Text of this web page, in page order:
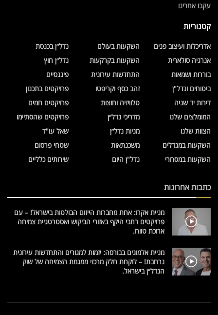
עקבו אחרינו
קטגוריות
אדריכלות ועיצוב פנים
אנרגיה סולארית
בוררות ושמאות
ביטוחים ונדל"ן
דירות יד שניה
המומלצים שלנו
הצוות שלנו
השקעות במגדלים
השקעות במסחרי
השקעות בעולם
השקעות בקרקעות
התחדשות עירונית
זהב כסף וקריפטו
טלוויזיה וחוצות
מדריכי נדל״ן
מניות נדל״ן
משכנתאות
נדל"ן היום
נדל״ן בכנסת
נדל״ן חוץ
פיננסיים
פרויקטים בתכנון
פרויקטים חמים
פרויקטים שהסתיימו
שאל עו"ד
שטחי פרסום
שירותים כלליים
כתבות אחרונות
מניית אקרו: אחת מחברות הייזום הבולטות בישראל! – עם
פרויקטים רחבי היקף באזורי הביקוש ואסטרטגיית צמיחה
ארוכת טווח.
מניית אלמוגים בבורסה: יזמות למגורים והתחדשות עירונית
נרחבת! – לוקחת חלק מרכזי ממגמת הצמיחה של שוק
הנדל״ן בישראל.